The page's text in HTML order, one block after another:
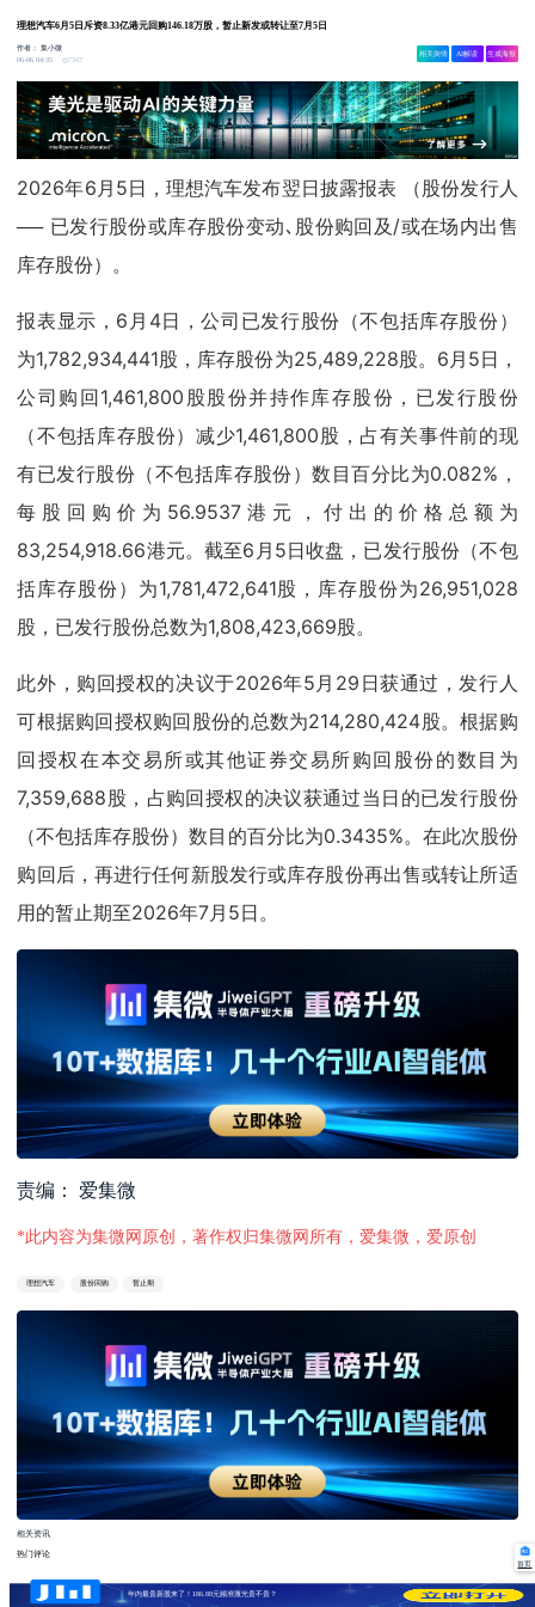
理想汽车6月5日斥资8.33亿港元回购146.18万股，暂止新发或转让至7月5日
作者：集小微
06-06 04:35
7347
相关舆情 AI解读 生成海报
2026年6月5日，理想汽车发布翌日披露报表 （股份发行人
── 已发行股份或库存股份变动､股份购回及/或在场内出售
库存股份）。
报表显示，6月4日，公司已发行股份（不包括库存股份）
为1,782,934,441股，库存股份为25,489,228股。6月5日，
公司购回1,461,800股股份并持作库存股份，已发行股份
（不包括库存股份）减少1,461,800股，占有关事件前的现
有已发行股份（不包括库存股份）数目百分比为0.082%，
每股回购价为56.9537港元，付出的价格总额为
83,254,918.66港元。截至6月5日收盘，已发行股份（不包
括库存股份）为1,781,472,641股，库存股份为26,951,028
股，已发行股份总数为1,808,423,669股。
此外，购回授权的决议于2026年5月29日获通过，发行人
可根据购回授权购回股份的总数为214,280,424股。根据购
回授权在本交易所或其他证券交易所购回股份的数目为
7,359,688股，占购回授权的决议获通过当日的已发行股份
（不包括库存股份）数目的百分比为0.3435%。在此次股份
购回后，再进行任何新股发行或库存股份再出售或转让所适
用的暂止期至2026年7月5日。
责编： 爱集微
*此内容为集微网原创，著作权归集微网所有，爱集微，爱原创
理想汽车 股份回购 暂止期
相关资讯
热门评论
年内最贵新股来了！186.88元频准激光贵不贵？
首页